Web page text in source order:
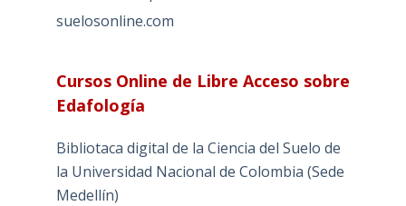
suelosonline.com
Cursos Online de Libre Acceso sobre
Edafología
Bibliotaca digital de la Ciencia del Suelo de
la Universidad Nacional de Colombia (Sede
Medellín)